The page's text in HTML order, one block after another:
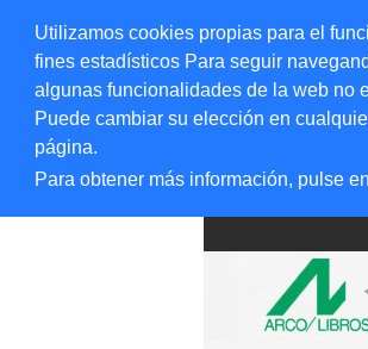
Utilizamos cookies propias para el
fines estadísticos Para seguir
algunas funcionalidades de la web no
Puede cambiar su elección en
página.
Para obtener más información, pulse